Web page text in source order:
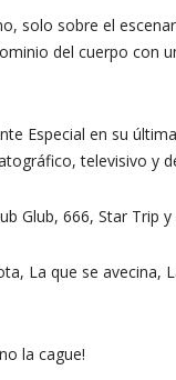
solo sobre el
del cuerpo con
Especial en su
televisivo y
Glub, 666, Star Trip
La que se avecina,
la cague!